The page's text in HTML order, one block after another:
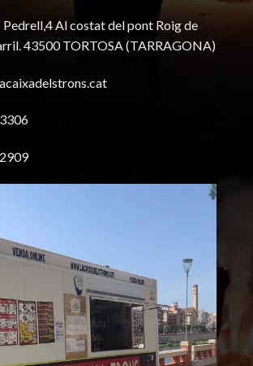
Pedrell,4 Al costat del pont Roig de
43500 TORTOSA(TARRAGONA)